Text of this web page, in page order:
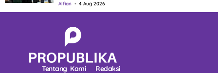
Alfian 4 Aug 2026
Tentang Kami Redaksi